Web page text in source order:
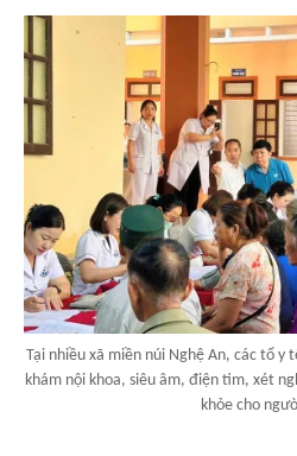
Tại nhiều xã miền núi Nghệ An, các tổ y
khám nội khoa, siêu âm, điện tim, xét
khỏe cho